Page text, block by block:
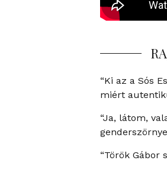
“Ki az a Sós
miért
“Ja, látom,
“Török Gábor